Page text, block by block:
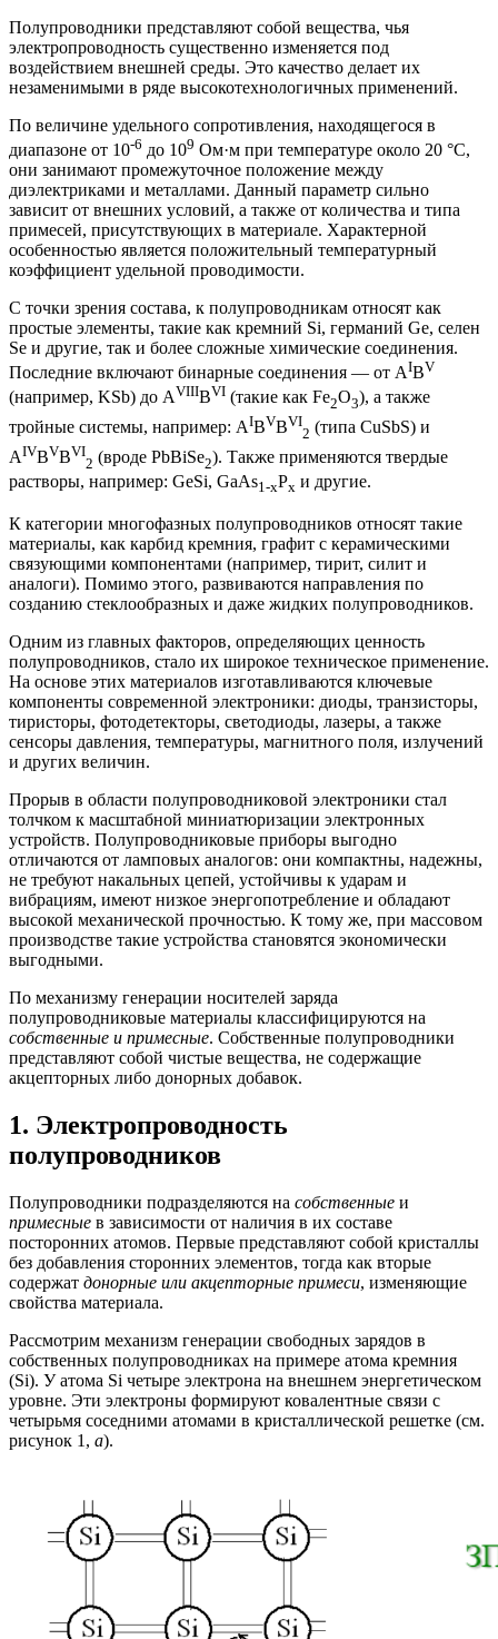
Полупроводники представляют собой вещества, чья
электропроводность существенно изменяется под
воздействием внешней среды. Это качество делает их
незаменимыми в ряде высокотехнологичных применений.
По величине удельного сопротивления, находящегося в
диапазоне от 10-6 до 109 Ом·м при температуре около 20 °C,
они занимают промежуточное положение между
диэлектриками и металлами. Данный параметр сильно
зависит от внешних условий, а также от количества и типа
примесей, присутствующих в материале. Характерной
особенностью является положительный температурный
коэффициент удельной проводимости.
С точки зрения состава, к полупроводникам относят как
простые элементы, такие как кремний Si, германий Ge, селен
Se и другие, так и более сложные химические соединения.
Последние включают бинарные соединения — от АIBV
(например, KSb) до АVIIIBVI (такие как Fe2О3), а также
тройные системы, например: АIBVBVI
2 (типа CuSbS) и
AIVBVBVI
2 (вроде PbBiSe2). Также применяются твердые
растворы, например: GeSi, GaAs1-xPx и другие.
К категории многофазных полупроводников относят такие
материалы, как карбид кремния, графит с керамическими
связующими компонентами (например, тирит, силит и
аналоги). Помимо этого, развиваются направления по
созданию стеклообразных и даже жидких полупроводников.
Одним из главных факторов, определяющих ценность
полупроводников, стало их широкое техническое применение.
На основе этих материалов изготавливаются ключевые
компоненты современной электроники: диоды, транзисторы,
тиристоры, фотодетекторы, светодиоды, лазеры, а также
сенсоры давления, температуры, магнитного поля, излучений
и других величин.
Прорыв в области полупроводниковой электроники стал
толчком к масштабной миниатюризации электронных
устройств. Полупроводниковые приборы выгодно
отличаются от ламповых аналогов: они компактны, надежны,
не требуют накальных цепей, устойчивы к ударам и
вибрациям, имеют низкое энергопотребление и обладают
высокой механической прочностью. К тому же, при массовом
производстве такие устройства становятся экономически
выгодными.
По механизму генерации носителей заряда
полупроводниковые материалы классифицируются на
собственные и примесные. Собственные полупроводники
представляют собой чистые вещества, не содержащие
акцепторных либо донорных добавок.
1. Электропроводность
полупроводников
Полупроводники подразделяются на собственные и
примесные в зависимости от наличия в их составе
посторонних атомов. Первые представляют собой кристаллы
без добавления сторонних элементов, тогда как вторые
содержат донорные или акцепторные примеси, изменяющие
свойства материала.
Рассмотрим механизм генерации свободных зарядов в
собственных полупроводниках на примере атома кремния
(Si). У атома Si четыре электрона на внешнем энергетическом
уровне. Эти электроны формируют ковалентные связи с
четырьмя соседними атомами в кристаллической решетке (см.
рисунок 1, а).